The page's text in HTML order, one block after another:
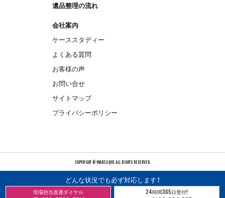
遺品整理の流れ
会社案内
ケーススタディー
よくある質問
お客様の声
お問い合せ
サイトマップ
プライバシーポリシー
どんな状況でも必ず対応します！
現場担当直通ダイヤル 24時間365日受付!
COPYRIGHT © MARELIQUE ALL RIGHTS RESERVED.